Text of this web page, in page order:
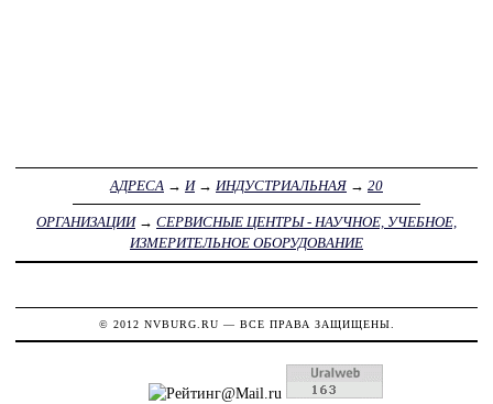
АДРЕСА → И→ ИНДУСТРИАЛЬНАЯ → 20
ОРГАНИЗАЦИИ→ СЕРВИСНЫЕ ЦЕНТРЫ - НАУЧНОЕ, УЧЕБНОЕ,
ИЗМЕРИТЕЛЬНОЕ ОБОРУДОВАНИЕ
© 2012 NVBURG.RU — ВСЕ ПРАВА ЗАЩИЩЕНЫ.